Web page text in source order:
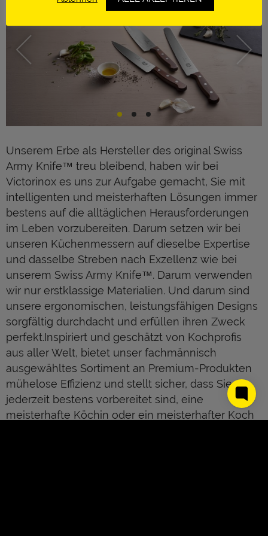
Unserem Erbe als Hersteller des original Swiss
Army Knife™ treu bleibend, haben wir bei
Victorinox es uns zur Aufgabe gemacht, Sie mit
intelligenten und meisterhaften Lösungen immer
bestens auf die alltäglichen Herausforderungen
im Leben vorzubereiten. Darum setzen wir bei
unseren Küchenmessern auf dieselbe Expertise
und dasselbe Streben nach Exzellenz wie bei
unserem Swiss Army Knife™. Darum verwenden
wir nur erstklassige Materialien. Und darum sind
unsere ergonomischen, leistungsfähigen Designs
sorgfältig durchdacht und erfüllen ihren Zweck
perfekt.Inspiriert und geschätzt von Kochprofis
aus aller Welt, bietet unser fachmännisch
ausgewähltes Sortiment an Premium-Produkten
mühelose Effizienz und stellt sicher, dass Sie
jederzeit bestens vorbereitet sind, eine
meisterhafte Köchin oder ein meisterhafter Koch